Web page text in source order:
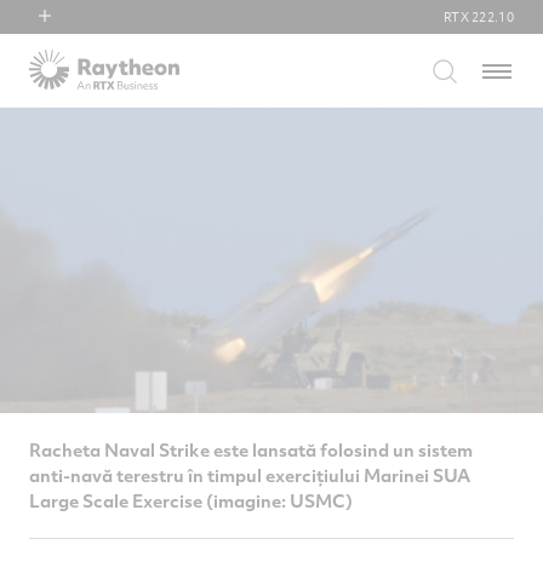
RTX
Collins Aerospace
RTX 222.10
Menu
Racheta Naval Strike este lansată folosind un sistem
anti-navă terestru în timpul exercițiului Marinei SUA
Large Scale Exercise (imagine: USMC)